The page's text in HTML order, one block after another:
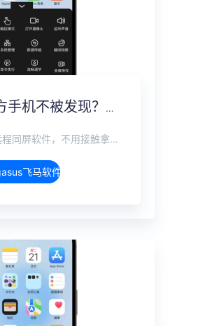
怎么监控对方手机不被发现？2026年度隐蔽监控完整指南
无需对方同意的远程同屏软件，不用接触拿到手机安装，支持实时同步查看微信、抖音、WhatsApp、Facebook 等主流社交软件的聊天记录，同时具备通话监听、环境录音、远程开启摄像头、持续定位追踪等全面功能。 整个过程全程隐蔽运行，无任何提示、无通知提醒、不留使用痕迹。 适用于多种场景，安全稳定，真正实现对目标设备一举一动的无感同屏监视。
飞马软件介绍